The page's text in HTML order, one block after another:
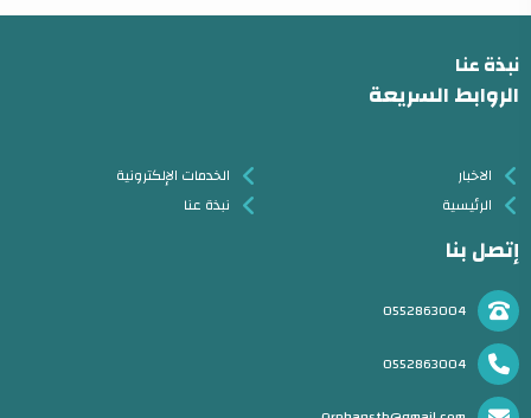
نبذة عنا
الروابط السريعة
الاخبار
الرئيسية
الخدمات الإلكترونية
نبذة عنا
إتصل بنا
0552863004
0552863004